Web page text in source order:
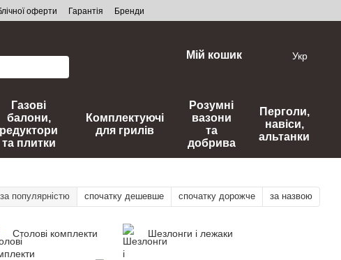
оферти Гарантія Бренди
Мій кошик Укр
Газові
балони,
редуктори
та плитки
Комплектуючі
для грилів
Розумні
вазони
та
добрива
Перголи,
навіси,
альтанки
за популярністю спочатку дешевше спочатку дорожче за назвою
Столові комплекти Шезлонги і лежаки